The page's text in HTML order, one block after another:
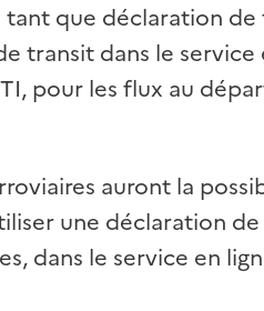
que déclaration de
transit dans le service
pour les flux au
auront la
une déclaration
dans le service en